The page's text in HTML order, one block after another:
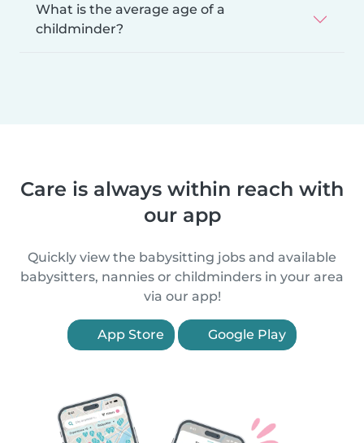
What is the average age of a
childminder?
Care is always within reach with
our app
Quickly view the babysitting jobs and available
babysitters, nannies or childminders in your area
via our app!
App Store Google Play